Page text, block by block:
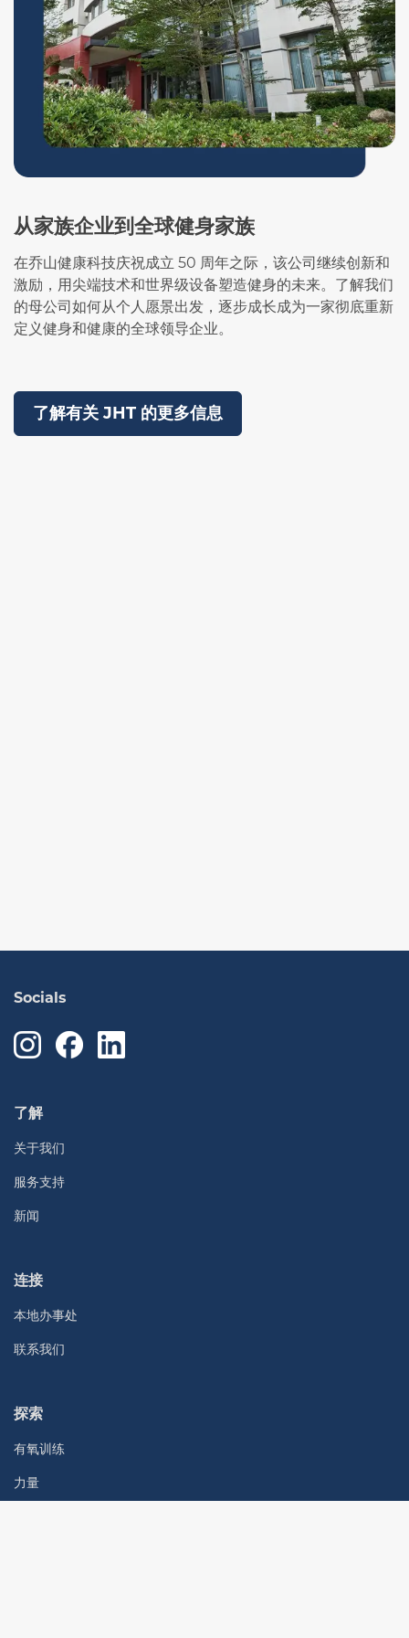
从家族企业到全球健身家族
在乔山健康科技庆祝成立 50 周年之际，该公司继续创新和
激励，用尖端技术和世界级设备塑造健身的未来。了解我们
的母公司如何从个人愿景出发，逐步成长成为一家彻底重新
定义健身和健康的全球领导企业。
了解有关 JHT 的更多信息
Socials
了解
关于我们
服务支持
新闻
连接
本地办事处
联系我们
探索
有氧训练
力量